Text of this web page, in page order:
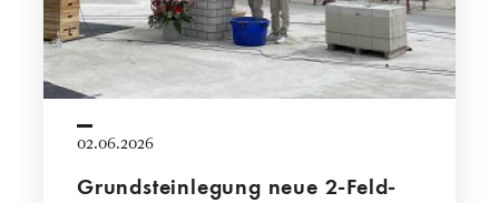
02.06.2026
Grundsteinlegung neue 2-Feld-